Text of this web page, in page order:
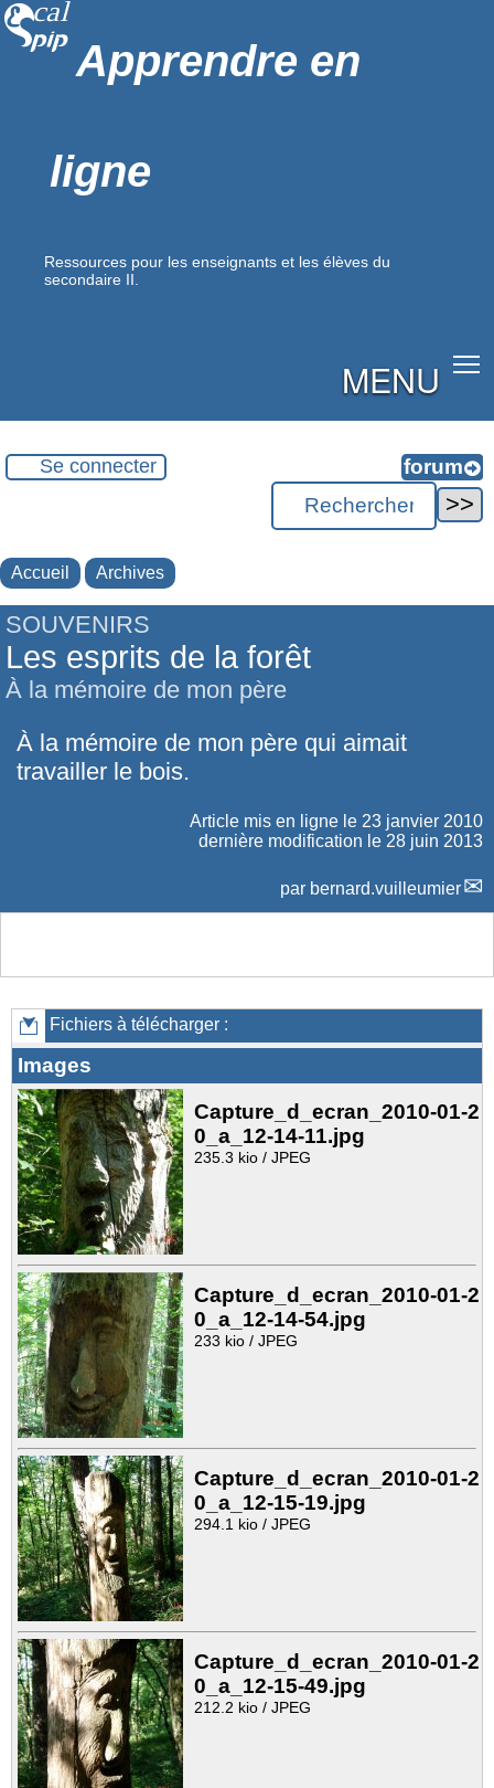
Apprendre en
ligne
Ressources pour les enseignants et les élèves du
secondaire II.
MENU
Se connecter
Accueil Archives
SOUVENIRS
Les esprits de la forêt
À la mémoire de mon père
À la mémoire de mon père qui aimait
travailler le bois.
Article mis en ligne le 23 janvier 2010
dernière modification le 28 juin 2013
par bernard.vuilleumier
Fichiers à télécharger :
Images
Capture_d_ecran_2010-01-2
0_a_12-14-11.jpg
235.3 kio / JPEG
Capture_d_ecran_2010-01-2
0_a_12-14-54.jpg
233 kio / JPEG
Capture_d_ecran_2010-01-2
0_a_12-15-19.jpg
294.1 kio / JPEG
Capture_d_ecran_2010-01-2
0_a_12-15-49.jpg
212.2 kio / JPEG